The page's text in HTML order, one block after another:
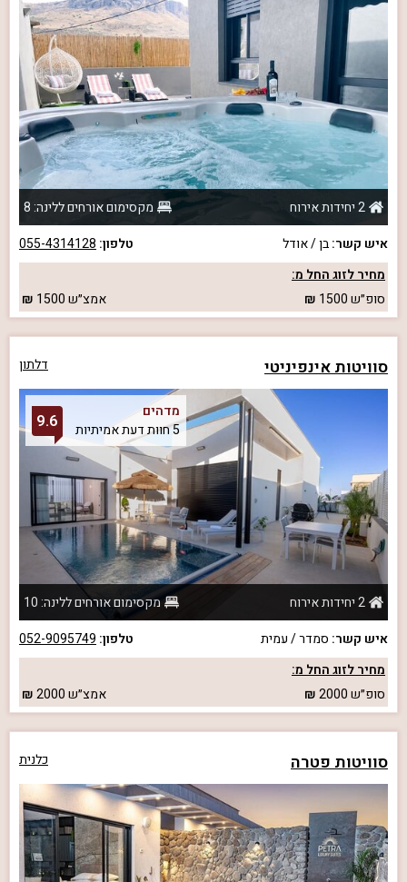
2 יחידות אירוח
מקסימום אורחים ללינה: 8
איש קשר:בן / אודל טלפון: 055-4314128
מחיר לזוג החל מ:
סופ״ש1500 אמצ״ש1500
סוויטות אינפיניטי דלתון
מדהים
5 חוות דעת אמיתיות
9.6
2 יחידות אירוח
מקסימום אורחים ללינה: 10
איש קשר: סמדר / עמית טלפון: 052-9095749
מחיר לזוג החל מ:
סופ״ש2000 אמצ״ש2000
סוויטות פטרה כלנית